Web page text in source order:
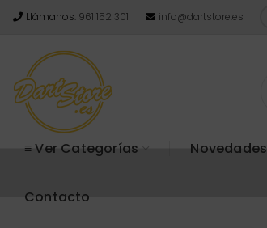
Llámanos: 961 152 301 info@dartstore.es
≡ Ver Categorías Novedades
Contacto